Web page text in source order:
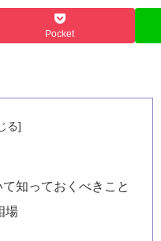
Pocket
知っておくべきこと
場